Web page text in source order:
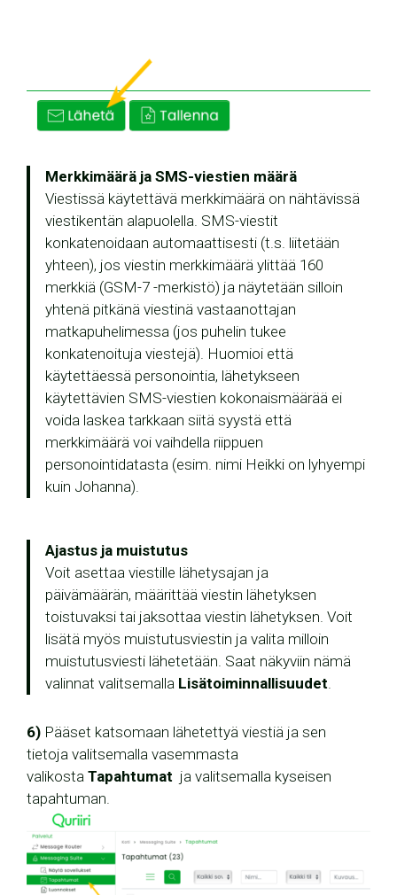
Merkkimäärä ja SMS-viestien määrä
Viestissä käytettävä merkkimäärä on nähtävissä
viestikentän alapuolella. SMS-viestit
konkatenoidaan automaattisesti (t.s. liitetään
yhteen), jos viestin merkkimäärä ylittää 160
merkkiä (GSM-7 -merkistö) ja näytetään silloin
yhtenä pitkänä viestinä vastaanottajan
matkapuhelimessa (jos puhelin tukee
konkatenoituja viestejä). Huomioi että
käytettäessä personointia, lähetykseen
käytettävien SMS-viestien kokonaismäärää ei
voida laskea tarkkaan siitä syystä että
merkkimäärä voi vaihdella riippuen
personointidatasta (esim. nimi Heikki on lyhyempi
kuin Johanna).
Ajastus ja muistutus
Voit asettaa viestille lähetysajan ja
päivämäärän, määrittää viestin lähetyksen
toistuvaksi tai jaksottaa viestin lähetyksen. Voit
lisätä myös muistutusviestin ja valita milloin
muistutusviesti lähetetään. Saat näkyviin nämä
valinnat valitsemalla Lisätoiminnallisuudet.
6) Pääset katsomaan lähetettyä viestiä ja sen
tietoja valitsemalla vasemmasta
valikosta Tapahtumat ja valitsemalla kyseisen
tapahtuman.